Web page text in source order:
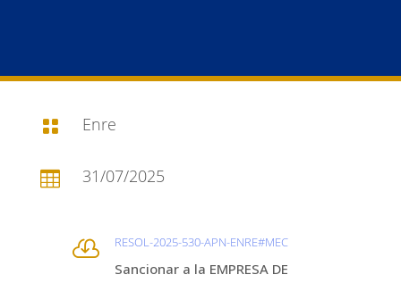
 Enre
 31/07/2025
 RESOL-2025-530-APN-ENRE#MEC
Sancionar a la EMPRESA DE